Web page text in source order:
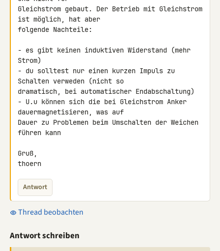
Gleichstrom gebaut. Der Betrieb mit Gleichstrom
ist möglich, hat aber
folgende Nachteile:
- es gibt keinen induktiven Widerstand (mehr
Strom)
- du solltest nur einen kurzen Impuls zu
Schalten verweden (nicht so
dramatisch, bei automatischer Endabschaltung)
- U.u können sich die bei Gleichstrom Anker
dauermagnetisieren, was auf
Dauer zu Problemen beim Umschalten der Weichen
führen kann
Gruß,
thoern
Antwort
Thread beobachten
Antwort schreiben